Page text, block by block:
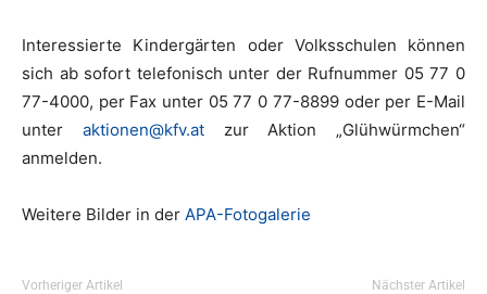
Interessierte Kindergärten oder Volksschulen können
sich ab sofort telefonisch unter der Rufnummer 05 77 0
77-4000, per Fax unter 05 77 0 77-8899 oder per E-Mail
unter aktionen@kfv.atzur Aktion „Glühwürmchen“
anmelden.
Weitere Bilder in der APA-Fotogalerie
Vorheriger Artikel Nächster Artikel